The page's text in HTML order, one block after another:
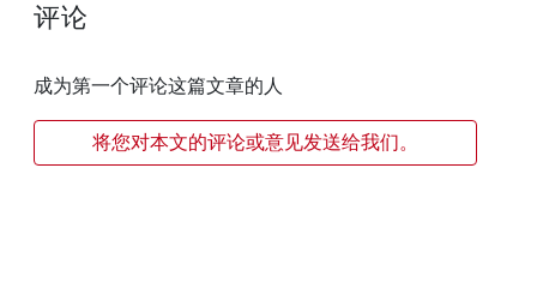
评论
成为第一个评论这篇文章的人
将您对本文的评论或意见发送给我们。